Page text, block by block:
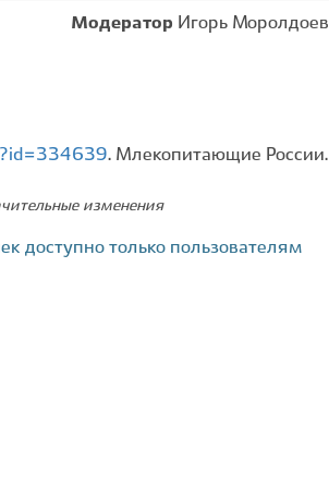
Модератор Игорь Моролдоев
. Млекопитающие России.
изменения
доступно только пользователям